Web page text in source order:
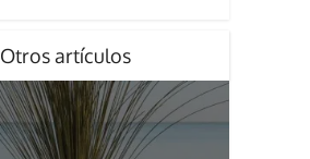
Otros artículos